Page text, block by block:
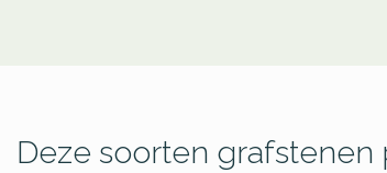
Deze soorten grafstenen